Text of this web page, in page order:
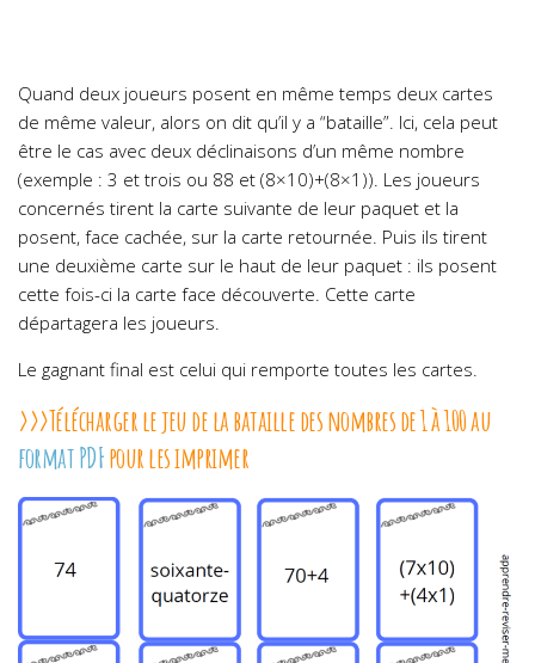
Quand deux joueurs posent en même temps deux cartes
de même valeur, alors on dit qu’il y a “bataille”. Ici, cela peut
être le cas avec deux déclinaisons d’un même nombre
(exemple : 3 et trois ou 88 et (8×10)+(8×1)). Les joueurs
concernés tirent la carte suivante de leur paquet et la
posent, face cachée, sur la carte retournée. Puis ils tirent
une deuxième carte sur le haut de leur paquet : ils posent
cette fois-ci la carte face découverte. Cette carte
départagera les joueurs.
Le gagnant final est celui qui remporte toutes les cartes.
>>>Télécharger le jeu de la bataille des nombres de 1 à 100 au
format PDFpour les imprimer